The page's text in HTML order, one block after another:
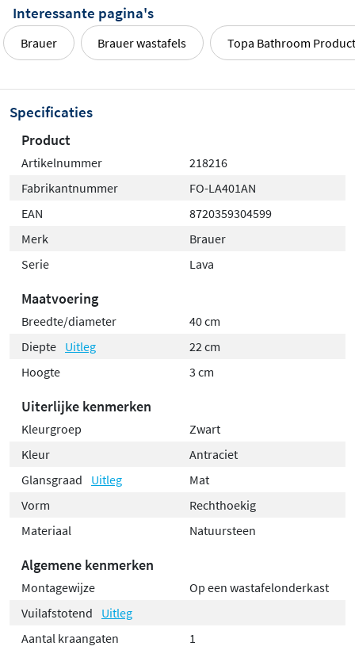
Interessante pagina's
Brauer Brauer wastafels Topa Bathroom
Specificaties
Product
Artikelnummer
218216
Fabrikantnummer
FO-LA401AN
EAN
8720359304599
Merk
Brauer
Serie
Lava
Maatvoering
Breedte/diameter
40 cm
Diepte Uitleg
22 cm
Hoogte
3 cm
Uiterlijke kenmerken
Kleurgroep
Zwart
Kleur
Antraciet
Glansgraad
Uitleg
Mat
Vorm
Rechthoekig
Materiaal
Natuursteen
Algemene kenmerken
Montagewijze
Op een wastafelonderkast
Vuilafstotend
Uitleg
Aantal kraangaten
1